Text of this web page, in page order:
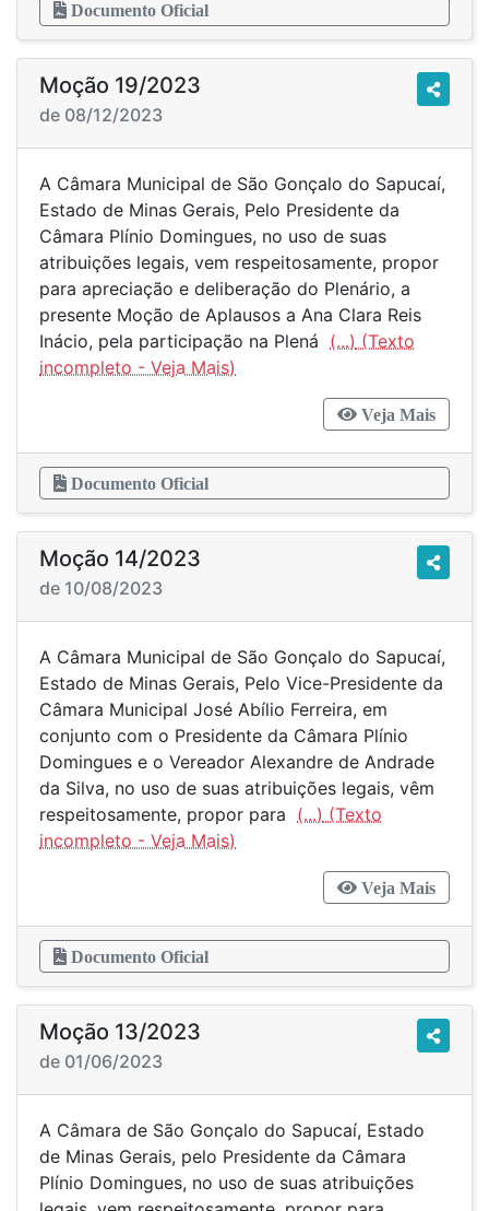
Documento Oficial
Moção 19/2023
de 08/12/2023
A Câmara Municipal de São Gonçalo do Sapucaí,
Estado de Minas Gerais, Pelo Presidente da
Câmara Plínio Domingues, no uso de suas
atribuições legais, vem respeitosamente, propor
para apreciação e deliberação do Plenário, a
presente Moção de Aplausos a Ana Clara Reis
Inácio, pela participação na Plená (...)
Veja Mais
Documento Oficial
Moção 14/2023
de 10/08/2023
A Câmara Municipal de São Gonçalo do Sapucaí,
Estado de Minas Gerais, Pelo Vice-Presidente da
Câmara Municipal José Abílio Ferreira, em
conjunto com o Presidente da Câmara Plínio
Domingues e o Vereador Alexandre de Andrade
da Silva, no uso de suas atribuições legais, vêm
respeitosamente, propor para (...)
Veja Mais
Documento Oficial
Moção 13/2023
de 01/06/2023
A Câmara de São Gonçalo do Sapucaí, Estado
de Minas Gerais, pelo Presidente da Câmara
Plínio Domingues, no uso de suas atribuições